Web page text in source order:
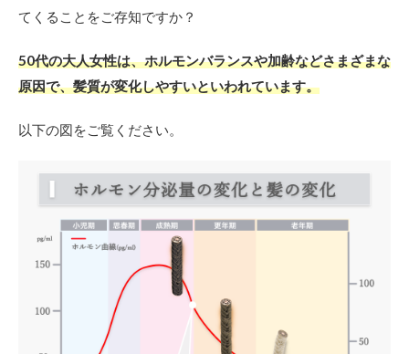
てくることをご存知ですか？
50代の大人女性は、ホルモンバランスや加齢などさまざまな
原因で、髪質が変化しやすいといわれています。
以下の図をご覧ください。